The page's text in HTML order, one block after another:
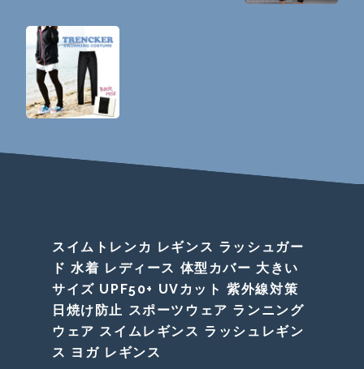
スイムトレンカ レギンス ラッシュガー
ド 水着 レディース 体型カバー 大きい
サイズ UPF50+ UVカット 紫外線対策
日焼け防止 スポーツウェア ランニング
ウェア スイムレギンス ラッシュレギン
ス ヨガ レギンス